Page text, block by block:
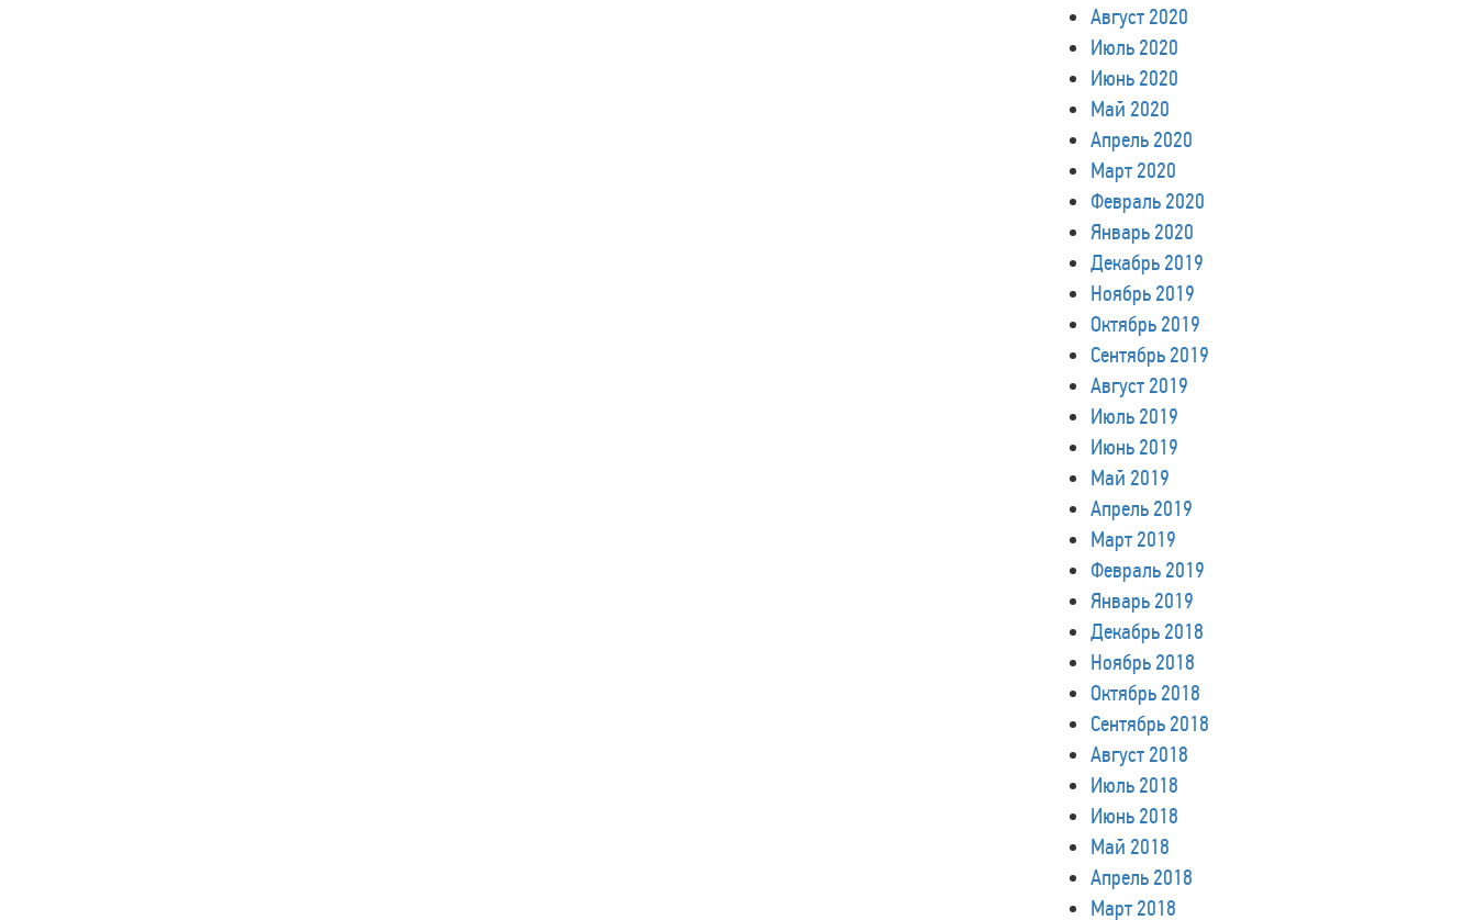
Август 2020
Июль 2020
Июнь 2020
Май 2020
Апрель 2020
Март 2020
Февраль 2020
Январь 2020
Декабрь 2019
Ноябрь 2019
Октябрь 2019
Сентябрь 2019
Август 2019
Июль 2019
Июнь 2019
Май 2019
Апрель 2019
Март 2019
Февраль 2019
Январь 2019
Декабрь 2018
Ноябрь 2018
Октябрь 2018
Сентябрь 2018
Август 2018
Июль 2018
Июнь 2018
Май 2018
Апрель 2018
Март 2018